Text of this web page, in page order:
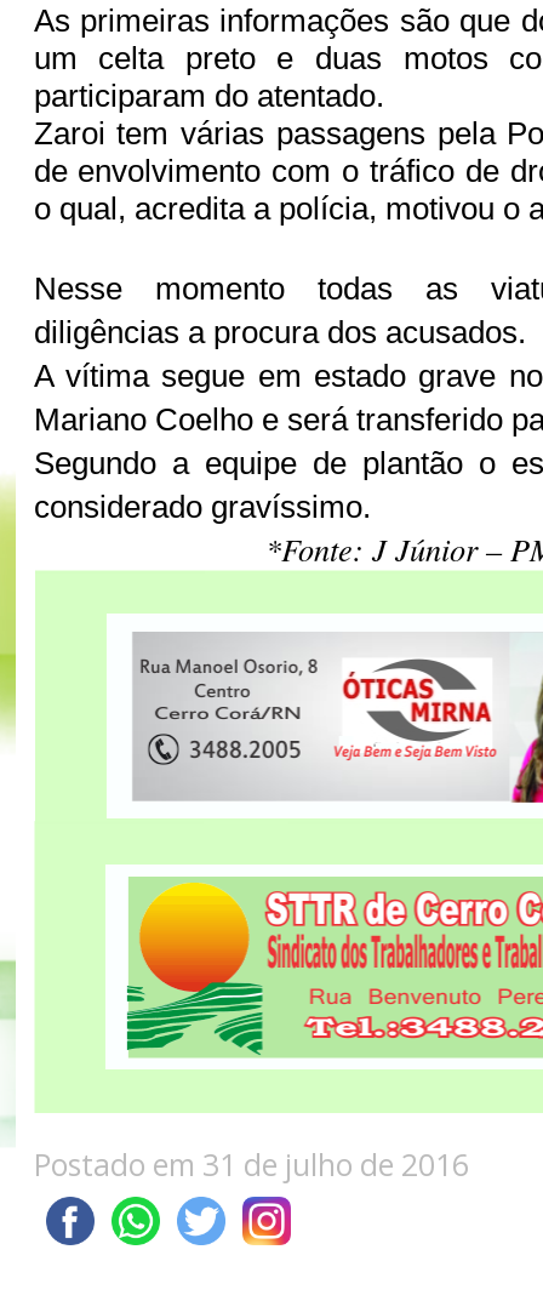
As primeiras informações são que
um celta preto e duas motos
participaram do atentado.
Zaroi tem várias passagens pela
de envolvimento com o tráfico de
o qual, acredita a polícia, motivou o
Nesse momento todas as
diligências a procura dos acusados.
A vítima segue em estado grave
Mariano Coelho e será transferido
Segundo a equipe de plantão o
considerado gravíssimo.
*Fonte: J Júnior –
Postado em 31 de julho de 2016